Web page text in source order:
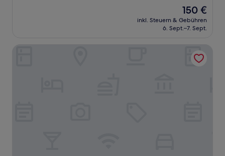
Der
Preis
beträgt
150 €
inkl. Steuern & Gebühren
6. Sept.–7. Sept.
Residence Inn by Marriott San Francisco Airport/ San